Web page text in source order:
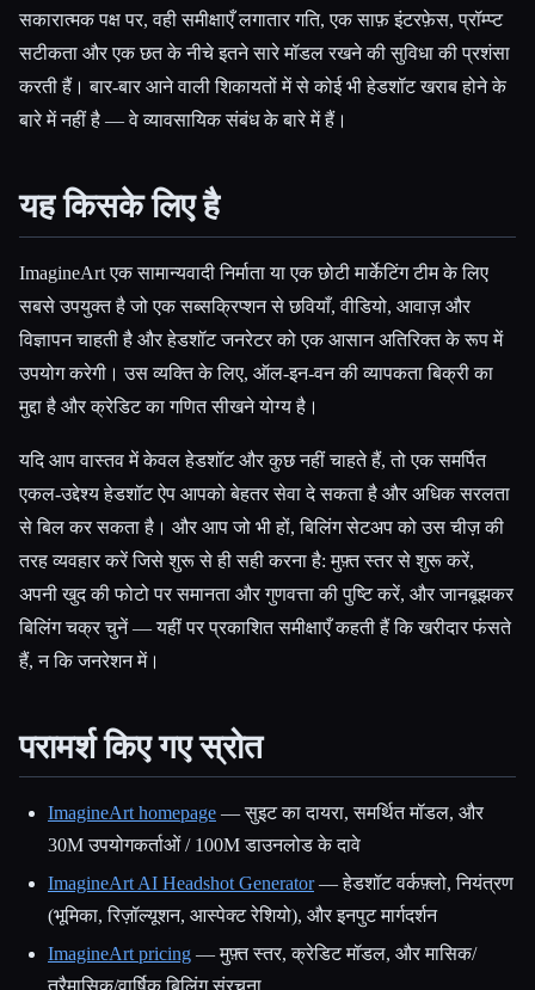
सकारात्मक पक्ष पर, वही समीक्षाएँ लगातार गति, एक साफ़ इंटरफ़ेस, प्रॉम्प्ट
सटीकता और एक छत के नीचे इतने सारे मॉडल रखने की सुविधा की प्रशंसा
करती हैं। बार-बार आने वाली शिकायतों में से कोई भी हेडशॉट खराब होने के
बारे में नहीं है — वे व्यावसायिक संबंध के बारे में हैं।
यह किसके लिए है
ImagineArt एक सामान्यवादी निर्माता या एक छोटी मार्केटिंग टीम के लिए
सबसे उपयुक्त है जो एक सब्सक्रिप्शन से छवियाँ, वीडियो, आवाज़ और
विज्ञापन चाहती है और हेडशॉट जनरेटर को एक आसान अतिरिक्त के रूप में
उपयोग करेगी। उस व्यक्ति के लिए, ऑल-इन-वन की व्यापकता बिक्री का
मुद्दा है और क्रेडिट का गणित सीखने योग्य है।
यदि आप वास्तव में केवल हेडशॉट और कुछ नहीं चाहते हैं, तो एक समर्पित
एकल-उद्देश्य हेडशॉट ऐप आपको बेहतर सेवा दे सकता है और अधिक सरलता
से बिल कर सकता है। और आप जो भी हों, बिलिंग सेटअप को उस चीज़ की
तरह व्यवहार करें जिसे शुरू से ही सही करना है: मुफ़्त स्तर से शुरू करें,
अपनी खुद की फोटो पर समानता और गुणवत्ता की पुष्टि करें, और जानबूझकर
बिलिंग चक्र चुनें — यहीं पर प्रकाशित समीक्षाएँ कहती हैं कि खरीदार फंसते
हैं, न कि जनरेशन में।
परामर्श किए गए स्रोत
ImagineArt homepage — सुइट का दायरा, समर्थित मॉडल, और
30M उपयोगकर्ताओं / 100M डाउनलोड के दावे
ImagineArt AI Headshot Generator— हेडशॉट वर्कफ़्लो, नियंत्रण
(भूमिका, रिज़ॉल्यूशन, आस्पेक्ट रेशियो), और इनपुट मार्गदर्शन
ImagineArt pricing — मुफ़्त स्तर, क्रेडिट मॉडल, और मासिक/
त्रैमासिक/वार्षिक बिलिंग संरचना